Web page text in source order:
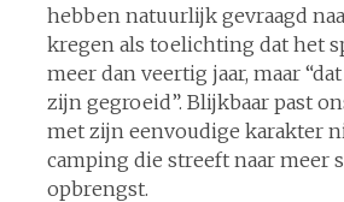
hebben natuurlijk gevraagd
kregen als toelichting dat het
meer dan veertig jaar, maar
zijn gegroeid”. Blijkbaar past
met zijn eenvoudige karakter
camping die streeft naar meer
opbrengst.